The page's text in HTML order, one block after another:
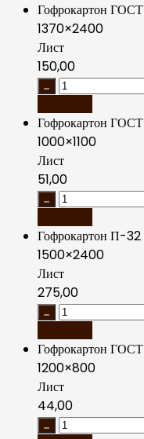
Гофрокартон ГОСТ
1370×2400
Лист
150,00
Гофрокартон ГОСТ
1000×1100
Лист
51,00
Гофрокартон П-32
1500×2400
Лист
275,00
Гофрокартон ГОСТ
1200×800
Лист
44,00